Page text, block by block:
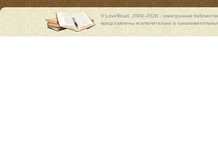
© LoveRead, 2009–2026 - электронная
представлены исключительно в